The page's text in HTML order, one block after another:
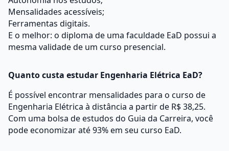
Mensalidades acessíveis;
Ferramentas digitais.
E o melhor: o diploma de uma faculdade EaD possui a
mesma validade de um curso presencial.
Quanto custa estudar Engenharia Elétrica EaD?
É possível encontrar mensalidades para o curso de
Engenharia Elétrica à distância a partir de R$ 38,25.
Com uma bolsa de estudos do Guia da Carreira, você
pode economizar até 93% em seu curso EaD.